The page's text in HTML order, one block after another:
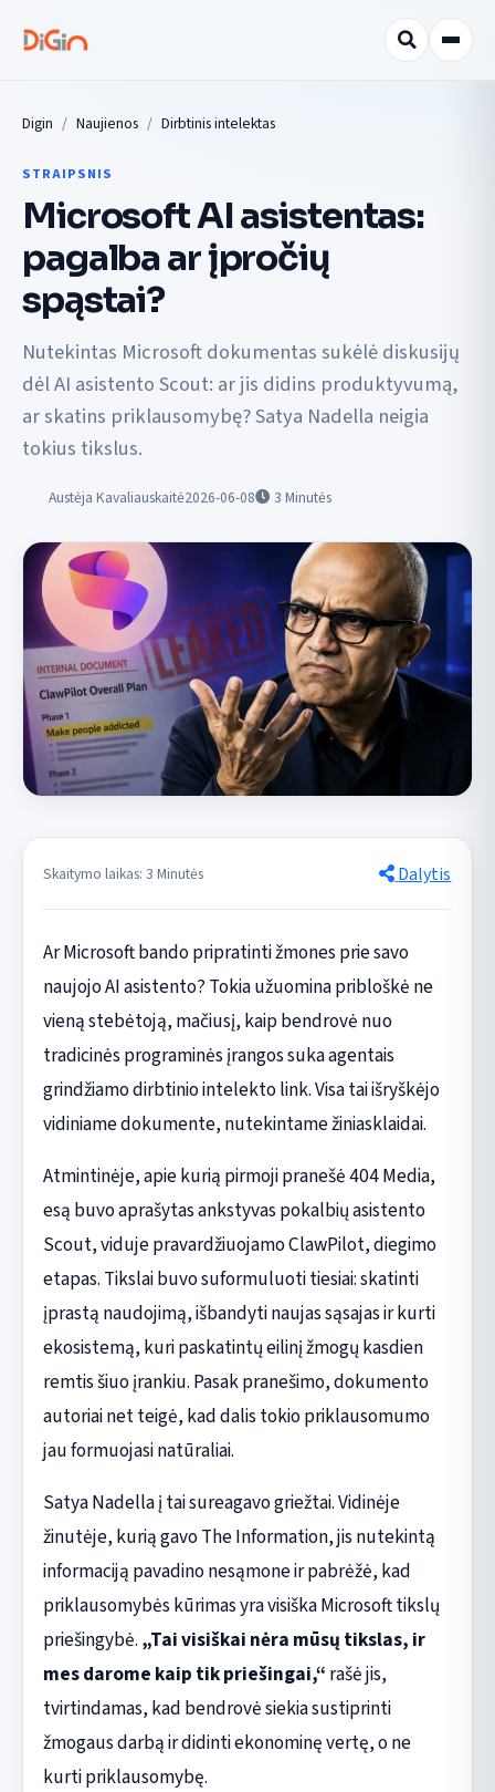
Digin Naujienos Dirbtinis intelektas
STRAIPSNIS
Microsoft AI asistentas:
pagalba ar įpročių
spąstai?
Nutekintas Microsoft dokumentas sukėlė diskusijų
dėl AI asistento Scout: ar jis didins produktyvumą,
ar skatins priklausomybę? Satya Nadella neigia
tokius tikslus.
Austėja Kavaliauskaitė2026-06-08 3 Minutės
Skaitymo laikas: 3 Minutės Dalytis
Ar Microsoft bando pripratinti žmones prie savo
naujojo AI asistento? Tokia užuomina pribloškė ne
vieną stebėtoją, mačiusį, kaip bendrovė nuo
tradicinės programinės įrangos suka agentais
grindžiamo dirbtinio intelekto link. Visa tai išryškėjo
vidiniame dokumente, nutekintame žiniasklaidai.
Atmintinėje, apie kurią pirmoji pranešė 404 Media,
esą buvo aprašytas ankstyvas pokalbių asistento
Scout, viduje pravardžiuojamo ClawPilot, diegimo
etapas. Tikslai buvo suformuluoti tiesiai: skatinti
įprastą naudojimą, išbandyti naujas sąsajas ir kurti
ekosistemą, kuri paskatintų eilinį žmogų kasdien
remtis šiuo įrankiu. Pasak pranešimo, dokumento
autoriai net teigė, kad dalis tokio priklausomumo
jau formuojasi natūraliai.
Satya Nadella į tai sureagavo griežtai. Vidinėje
žinutėje, kurią gavo The Information, jis nutekintą
informaciją pavadino nesąmone ir pabrėžė, kad
priklausomybės kūrimas yra visiška Microsoft tikslų
priešingybė. „Tai visiškai nėra mūsų tikslas, ir
mes darome kaip tik priešingai,“ rašė jis,
tvirtindamas, kad bendrovė siekia sustiprinti
žmogaus darbą ir didinti ekonominę vertę, o ne
kurti priklausomybę.